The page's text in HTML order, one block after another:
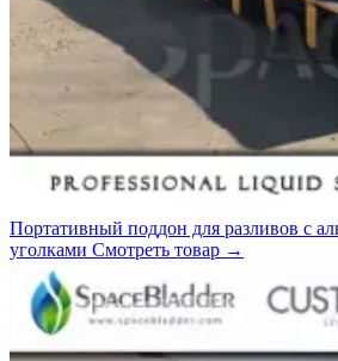
Портативный поддон для разливов с
уголками Смотреть товар →